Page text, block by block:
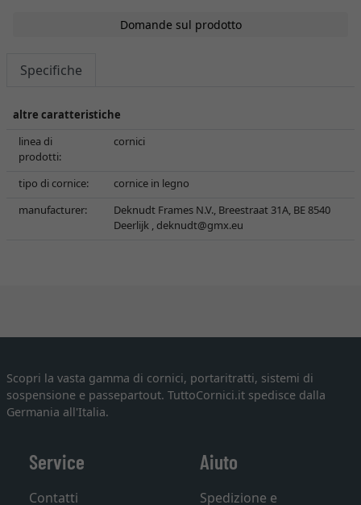
Domande sul prodotto
Specifiche
altre caratteristiche
linea di
prodotti:
cornici
tipo di cornice:
cornice in legno
manufacturer:
Deknudt Frames N.V., Breestraat 31A, BE 8540
Deerlijk , deknudt@gmx.eu
Scopri la vasta gamma di cornici, portaritratti, sistemi di
sospensione e passepartout. TuttoCornici.it spedisce dalla
Germania all'Italia.
Service
Contatti
Aiuto
Spedizione e